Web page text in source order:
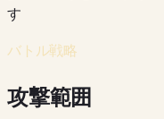
す
バトル戦略
攻撃範囲